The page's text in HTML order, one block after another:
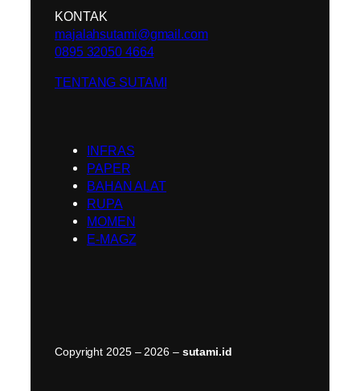
KONTAK
majalahsutami@gmail.com
0895 32050 4664
TENTANG SUTAMI
INFRAS
PAPER
BAHAN ALAT
RUPA
MOMEN
E-MAGZ
Copyright 2025 – 2026 – sutami.id